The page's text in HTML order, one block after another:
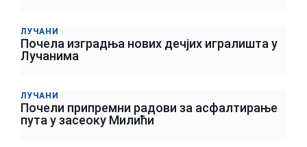
ЛУЧАНИ
Почела изградња нових дечјих игралишта у
Лучанима
ЛУЧАНИ
Почели припремни радови за асфалтирање
пута у засеоку Милићи